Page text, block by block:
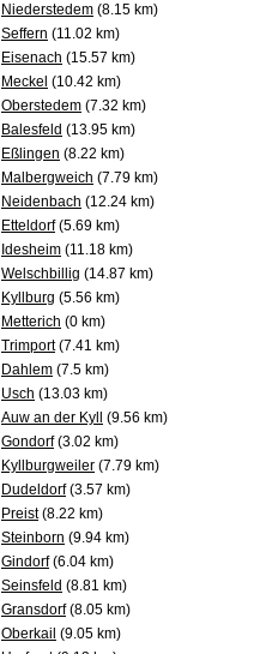
Niederstedem (8.15 km)
Seffern (11.02 km)
Eisenach (15.57 km)
Meckel (10.42 km)
Oberstedem (7.32 km)
Balesfeld (13.95 km)
Eßlingen (8.22 km)
Malbergweich (7.79 km)
Neidenbach (12.24 km)
Etteldorf(5.69 km)
Idesheim (11.18 km)
Welschbillig (14.87 km)
Kyllburg (5.56 km)
Metterich (0 km)
Trimport(7.41 km)
Dahlem (7.5 km)
Usch (13.03 km)
Auw an der Kyll
(9.56 km)
Gondorf(3.02 km)
Kyllburgweiler (7.79 km)
Dudeldorf(3.57 km)
Preist(8.22 km)
Steinborn (9.94 km)
Gindorf(6.04 km)
Seinsfeld (8.81 km)
Gransdorf(8.05 km)
Oberkail (9.05 km)